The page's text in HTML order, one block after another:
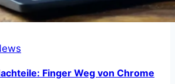
Finger Weg von Chrome